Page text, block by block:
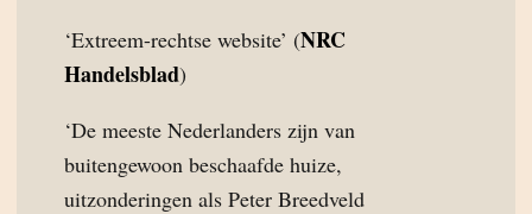
‘Extreem-rechtse website’ (NRC
Handelsblad)
‘De meeste Nederlanders zijn van
buitengewoon beschaafde huize,
uitzonderingen als Peter Breedveld